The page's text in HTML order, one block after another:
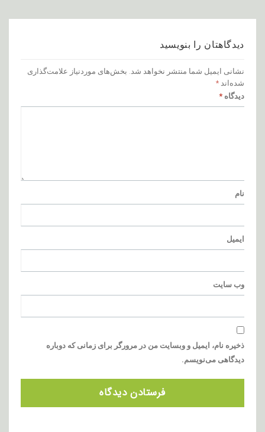
دیدگاهتان را بنویسید
نشانی ایمیل شما منتشر نخواهد شد. بخش‌های موردنیاز علامت‌گذاری
شده‌اند *
دیدگاه *
نام
ایمیل
وب‌ سایت
ذخیره نام، ایمیل و وبسایت من در مرورگر برای زمانی که دوباره
دیدگاهی می‌نویسم.